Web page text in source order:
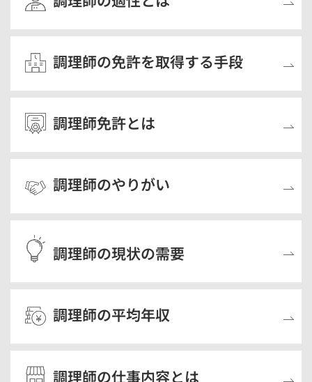
調理師の免許を取得する手段
調理師免許とは
調理師のやりがい
調理師の現状の需要
調理師の平均年収
調理師の仕事内容とは